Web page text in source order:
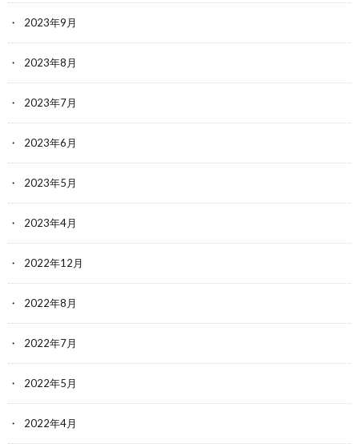
2023年9月
2023年8月
2023年7月
2023年6月
2023年5月
2023年4月
2022年12月
2022年8月
2022年7月
2022年5月
2022年4月